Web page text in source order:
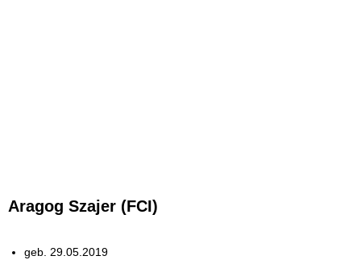
Aragog Szajer (FCI)
geb. 29.05.2019